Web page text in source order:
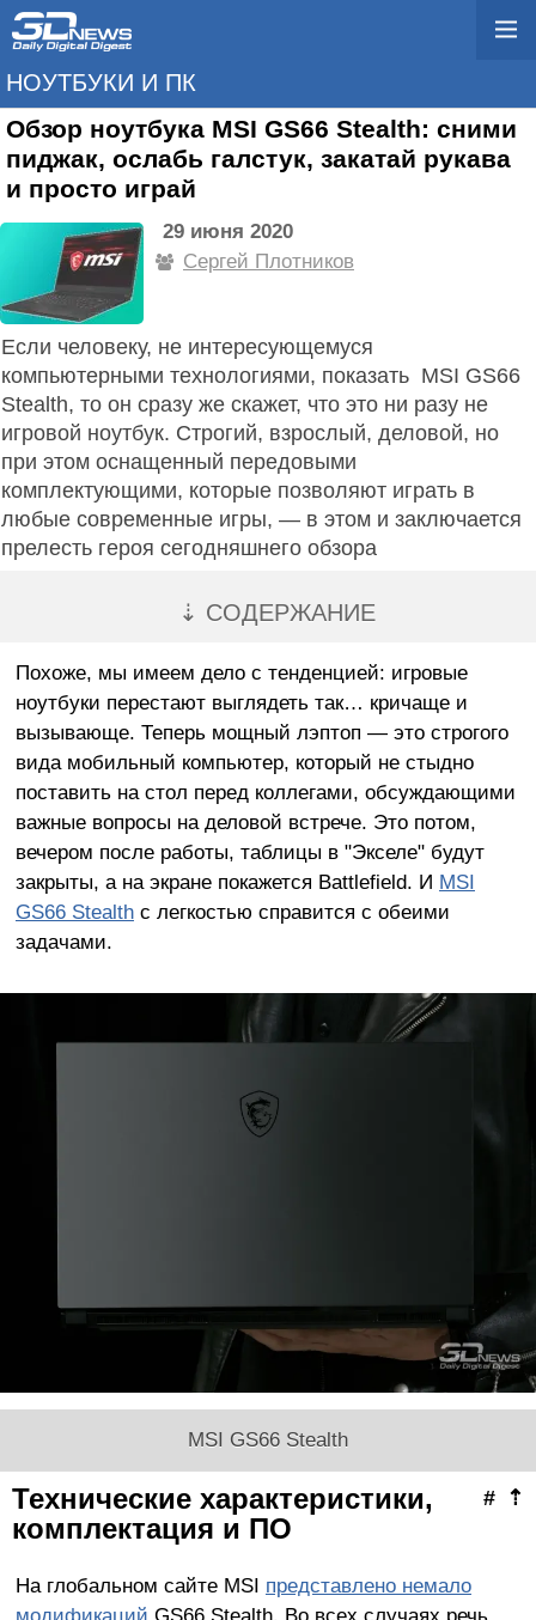
НОУТБУКИ И ПК
Обзор ноутбука MSI GS66 Stealth: сними
пиджак, ослабь галстук, закатай рукава
и просто играй
29 июня 2020
Сергей Плотников
Если человеку, не интересующемуся
компьютерными технологиями, показать MSI GS66
Stealth, то он сразу же скажет, что это ни разу не
игровой ноутбук. Строгий, взрослый, деловой, но
при этом оснащенный передовыми
комплектующими, которые позволяют играть в
любые современные игры, — в этом и заключается
прелесть героя сегодняшнего обзора
⇣ СОДЕРЖАНИЕ
Похоже, мы имеем дело с тенденцией: игровые
ноутбуки перестают выглядеть так… кричаще и
вызывающе. Теперь мощный лэптоп — это строгого
вида мобильный компьютер, который не стыдно
поставить на стол перед коллегами, обсуждающими
важные вопросы на деловой встрече. Это потом,
вечером после работы, таблицы в "Экселе" будут
закрыты, а на экране покажется Battlefield. И MSI
GS66 Stealthс легкостью справится с обеими
задачами.
MSI GS66 Stealth
⇡
#
Технические характеристики,
комплектация и ПО
На глобальном сайте MSI представлено немало
модификаций GS66 Stealth. Во всех случаях речь